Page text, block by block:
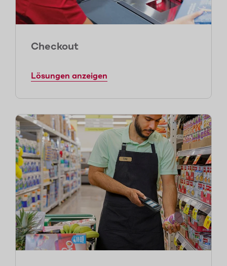
Checkout
Lösungen anzeigen